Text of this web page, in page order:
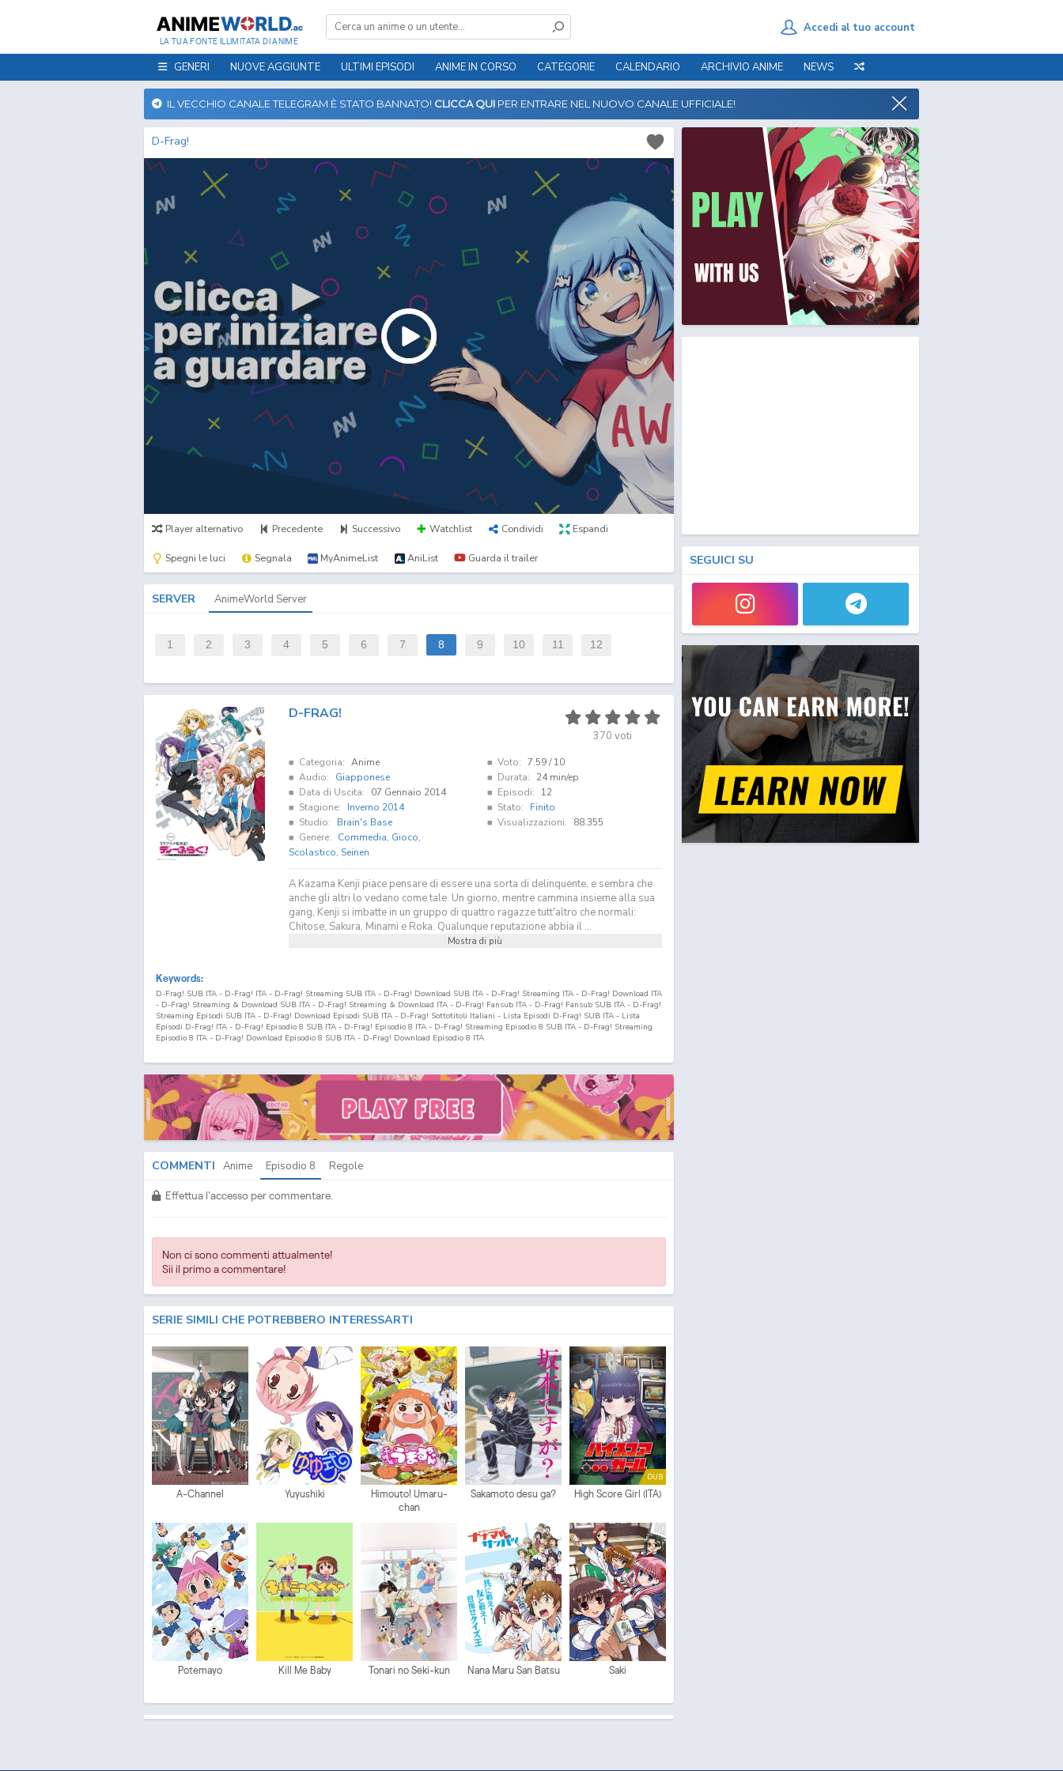
LA TUA FONTE ILLIMITATA DI ANIME
Accedi al tuo account
GENERI NUOVE AGGIUNTE ULTIMI EPISODI ANIME IN CORSO CATEGORIE CALENDARIO ARCHIVIO ANIME NEWS
IL VECCHIO CANALE TELEGRAM È STATO BANNATO! CLICCA QUI PER ENTRARE NEL NUOVO CANALE UFFICIALE!
D-Frag!
Player alternativo Precedente Successivo Watchlist Condividi Espandi
Spegni le luci Segnala MyAnimeList AniList Guarda il trailer
SERVER AnimeWorld Server
1 2 3 4 5 6 7 8 9 10 11 12
D-FRAG!
370 voti
Categoria: Anime
Audio:
Giapponese
Data di Uscita:
07 Gennaio 2014
Stagione:
Inverno 2014
Studio:
Brain's Base
Genere:
Commedia, Gioco,
Scolastico, Seinen
Voto: 7.59/ 10
Durata:
24 min/ep
Episodi:
12
Stato:
Finito
Visualizzazioni:
88.355
A Kazama Kenji piace pensare di essere una sorta di delinquente, e sembra che
anche gli altri lo vedano come tale. Un giorno, mentre cammina insieme alla sua
gang, Kenji si imbatte in un gruppo di quattro ragazze tutt'altro che normali:
Chitose, Sakura, Minami e Roka. Qualunque reputazione abbia il ...
Mostra di più
Keywords:
D-Frag! SUB ITA - D-Frag! ITA - D-Frag! Streaming SUB ITA - D-Frag! Download SUB ITA - D-Frag! Streaming ITA - D-Frag! Download ITA
- D-Frag! Streaming & Download SUB ITA - D-Frag! Streaming & Download ITA - D-Frag! Fansub ITA - D-Frag! Fansub SUB ITA - D-Frag!
Streaming Episodi SUB ITA - D-Frag! Download Episodi SUB ITA - D-Frag! Sottotitoli Italiani - Lista Episodi D-Frag! SUB ITA - Lista
Episodi D-Frag! ITA - D-Frag! Episodio 8 SUB ITA - D-Frag! Episodio 8 ITA - D-Frag! Streaming Episodio 8 SUB ITA - D-Frag! Streaming
Episodio 8 ITA - D-Frag! Download Episodio 8 SUB ITA - D-Frag! Download Episodio 8 ITA
COMMENTI Anime Episodio 8 Regole
Effettua l'accesso per commentare.
Non ci sono commenti attualmente!
Sii il primo a commentare!
SERIE SIMILI CHE POTREBBERO INTERESSARTI
A-Channel Yuyushiki
Himouto! Umaru-
chan
Sakamoto desu ga?
DUB
High Score Girl (ITA)
Potemayo Kill Me Baby Tonari no Seki-kun Nana Maru San Batsu Saki
SEGUICI SU